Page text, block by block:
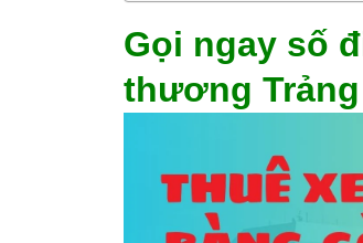
Gọi ngay số
thương